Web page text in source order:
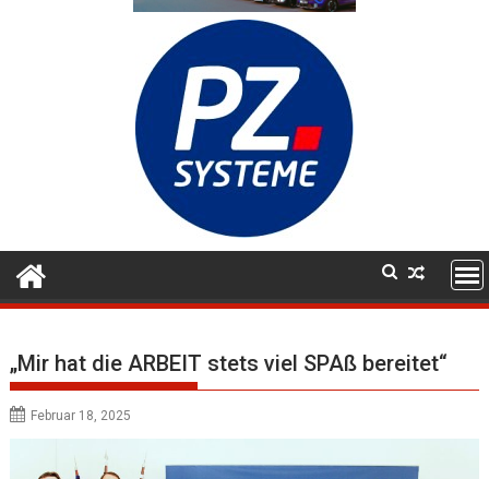
„Mir hat die ARBEIT stets viel SPAß bereitet“
Februar 18, 2025